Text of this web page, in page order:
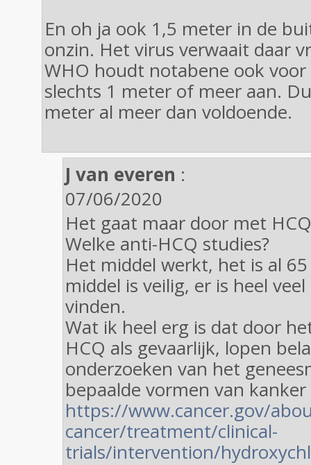
En oh ja ook 1,5 meter in de
onzin. Het virus verwaait daar
WHO houdt notabene ook
slechts 1 meter of meer aan.
meter al meer dan voldoende.
J van everen :
07/06/2020
Het gaat maar door met
Welke anti-HCQ studies?
Het middel werkt, het is al
middel is veilig, er is heel
vinden.
Wat ik heel erg is dat door
HCQ als gevaarlijk, lopen
onderzoeken van het
bepaalde vormen van kanker
https://www.cancer.gov/
cancer/treatment/clinical-
trials/intervention/